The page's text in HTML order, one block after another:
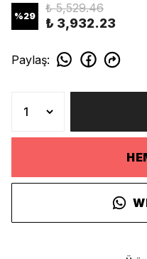
%29
₺ 5,529.46
₺ 3,932.23
Paylaş: